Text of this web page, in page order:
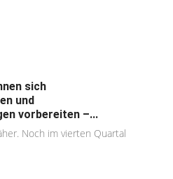
sich
und
vorbereiten –...
Noch im vierten Quartal